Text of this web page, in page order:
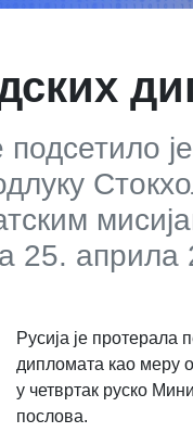
25. априла
Русија је протерала
дипломата као меру
у четвртак руско
послова.